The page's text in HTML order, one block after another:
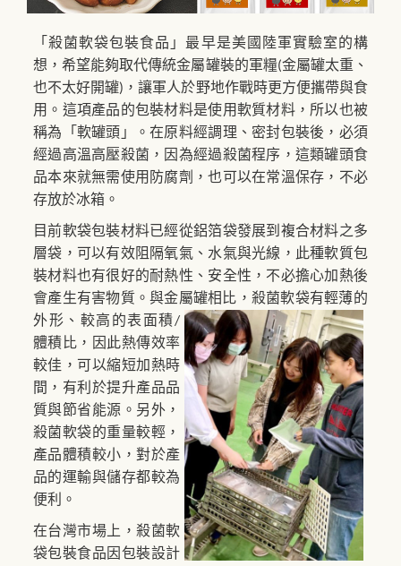
「殺菌軟袋包裝食品」最早是美國陸軍實驗室的構
想，希望能夠取代傳統金屬罐裝的軍糧(金屬罐太重、
也不太好開罐) ，讓軍人於野地作戰時更方便攜帶與食
用。這項產品的包裝材料是使用軟質材料，所以也被
稱為「軟罐頭」。在原料經調理、密封包裝後，必須
經過高溫高壓殺菌，因為經過殺菌程序，這類罐頭食
品本來就無需使用防腐劑，也可以在常溫保存，不必
存放於冰箱。
目前軟袋包裝材料已經從鋁箔袋發展到複合材料之多
層袋，可以有效阻隔氧氣、水氣與光線，此種軟質包
裝材料也有很好的耐熱性、安全性，不必擔心加熱後
會產生有害物質。與金屬罐相比，殺菌軟袋有輕薄的
外形、較高的表面積/
體積比，因此熱傳效率
較佳，可以縮短加熱時
間，有利於提升產品品
質與節省能源。另外，
殺菌軟袋的重量較輕，
產品體積較小，對於產
品的運輸與儲存都較為
便利。
在台灣市場上，殺菌軟
袋包裝食品因包裝設計